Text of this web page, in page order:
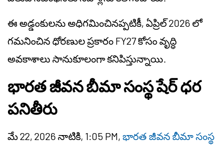
ఈ అడ్డంకులను అధిగమించినప్పటికీ, ఏప్రిల్ 2026 లో
గమనించిన ధోరణుల ప్రకారం FY27 కోసం వృద్ధి
అవకాశాలు సానుకూలంగా కనిపిస్తున్నాయి.
భారత జీవన బీమా సంస్థ షేర్ ధర
పనితీరు
మే 22, 2026 నాటికి, 1:05 PM, భారత జీవన బీమా సంస్థ